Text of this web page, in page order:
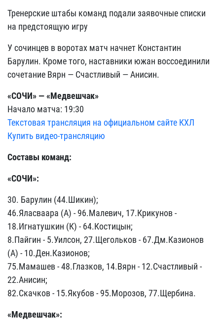
Тренерские штабы команд подали заявочные списки
на предстоящую игру
У сочинцев в воротах матч начнет Константин
Барулин. Кроме того, наставники южан воссоединили
сочетание Вярн — Счастливый — Анисин.
«СОЧИ» — «Медвешчак»
Начало матча: 19:30
Текстовая трансляция на официальном сайте КХЛ
Купить видео-трансляцию
Составы команд:
«СОЧИ»:
30. Барулин (44.Шикин);
46.Яласваара (А) - 96.Малевич, 17.Крикунов -
18.Игнатушкин (К) - 64.Костицын;
8.Пайгин - 5.Уилсон, 27.Щегольков - 67.Дм.Казионов
(А) - 10.Ден.Казионов;
75.Мамашев - 48.Глазков, 14.Вярн - 12.Счастливый -
22.Анисин;
82.Скачков - 15.Якубов - 95.Морозов, 77.Щербина.
«Медвешчак»: